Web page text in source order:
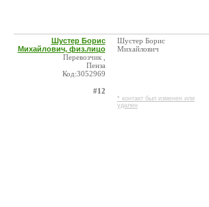
Шустер Борис
Михайлович, физ.лицо
Перевозчик ,
Пенза
Код:3052969
#12
Шустер Борис
Михайлович
* контакт был изменен или
удален